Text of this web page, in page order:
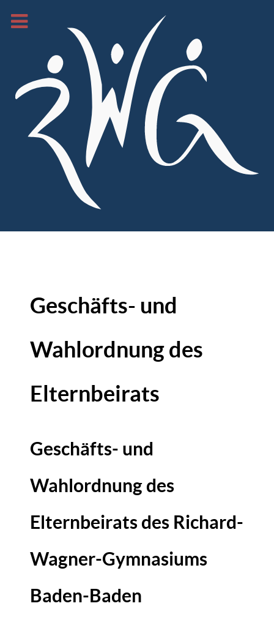
Geschäfts- und
Wahlordnung des
Elternbeirats
Geschäfts- und
Wahlordnung des
Elternbeirats des Richard-
Wagner-Gymnasiums
Baden-Baden